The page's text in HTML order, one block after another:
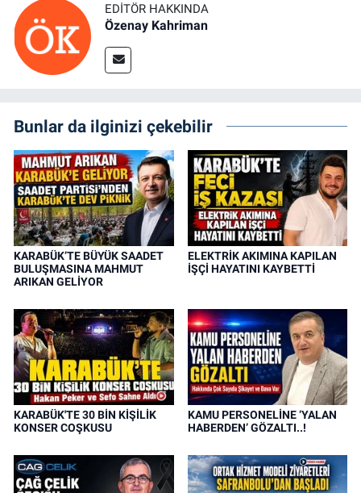
EDITÖR HAKKINDA
Özenay Kahriman
Bunlar da ilginizi çekebilir
KARABÜK’TE BÜYÜK SAADET
BULUŞMASINA MAHMUT
ARIKAN GELİYOR
ELEKTRİK AKIMINA KAPILAN
İŞÇİ HAYATINI KAYBETTİ
KARABÜK'TE 30 BİN KİŞİLİK
KONSER COŞKUSU
KAMU PERSONELİNE ‘YALAN
HABERDEN’ GÖZALTI..!